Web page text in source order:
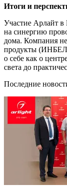
Итоги и
Участие Арлайт
на синергию
дома. Компания
продукты
о себе как о
света до
Последние